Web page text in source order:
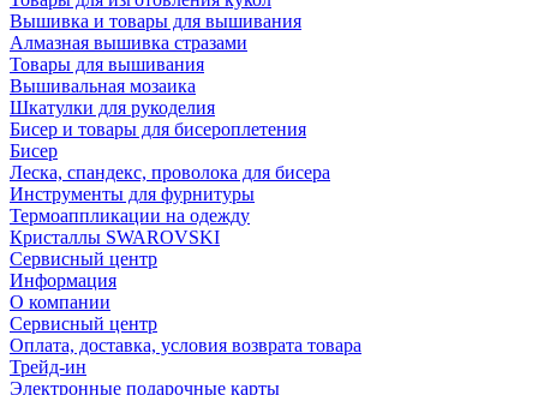
Вышивка и товары для вышивания
Алмазная вышивка стразами
Товары для вышивания
Вышивальная мозаика
Шкатулки для рукоделия
Бисер и товары для бисероплетения
Бисер
Леска, спандекс, проволока для бисера
Инструменты для фурнитуры
Термоаппликации на одежду
Кристаллы SWAROVSKI
Сервисный центр
Информация
О компании
Сервисный центр
Оплата, доставка, условия возврата товара
Трейд-ин
Электронные подарочные карты